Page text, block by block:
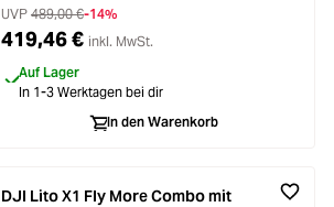
UVP 489,00 €-14%
419,46 € inkl. MwSt.
Auf Lager
In 1-3 Werktagen bei dir
In den Warenkorb
DJI Lito X1 Fly More Combo mit